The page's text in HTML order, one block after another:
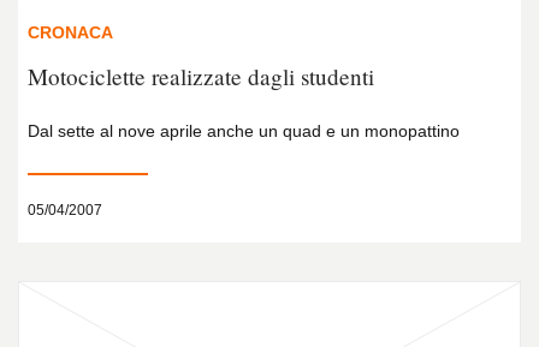
CRONACA
Motociclette realizzate dagli studenti
Dal sette al nove aprile anche un quad e un monopattino
05/04/2007